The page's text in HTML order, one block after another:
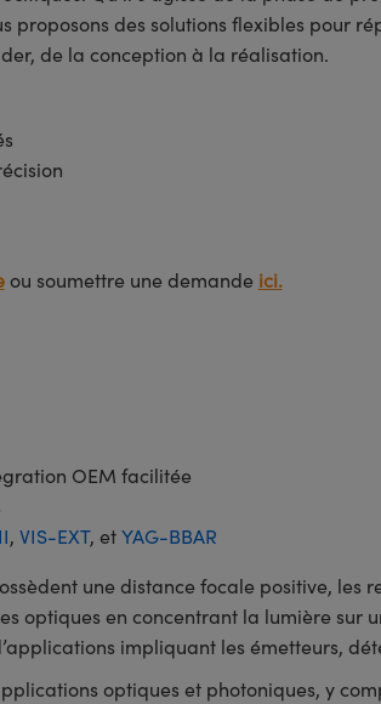
des solutions flexibles pour
de la conception à la réalisation.
ou soumettre une demande ici.
OEM facilitée
, VIS-EXT, etYAG-BBAR
une distance focale positive,
optiques en concentrant la lumière
impliquant les émetteurs,
optiques et photoniques, y